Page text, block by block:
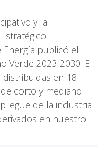
y la
Energía publicó el
Verde 2023-2030. El
distribuidas en 18
corto y mediano
de la industria
en nuestro